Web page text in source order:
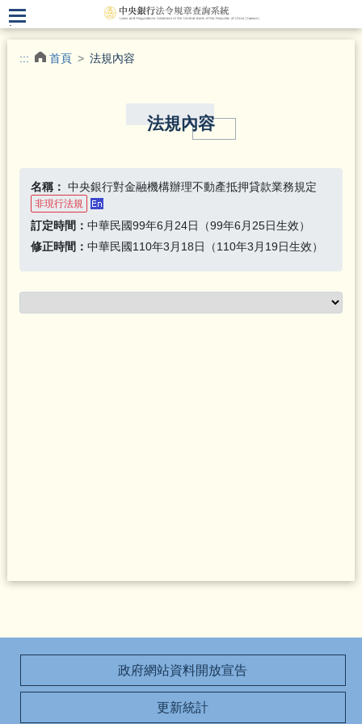
.
::: 首頁 法規內容
法規內容
名稱： 中央銀行對金融機構辦理不動產抵押貸款業務規定
非現行法規
訂定時間： 中華民國99年6月24日（99年6月25日生效）
修正時間： 中華民國110年3月18日（110年3月19日生效）
政府網站資料開放宣告
更新統計